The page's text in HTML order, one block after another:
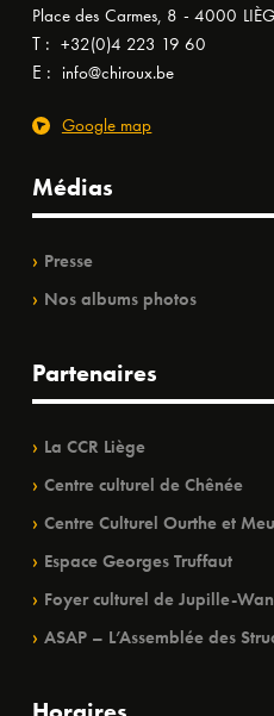
Place des Carmes, 8 - 4000
T : +32(0)4 223 19 60
E : info@chiroux.be
Google map
Médias
Presse
Nos albums photos
Partenaires
La CCR Liège
Centre culturel de Chênée
Centre Culturel Ourthe et
Espace Georges Truffaut
Foyer culturel de Jupille-
ASAP – L’Assemblée des